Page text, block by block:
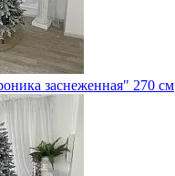
заснеженная" 270 см